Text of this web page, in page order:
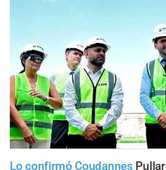
Lo confirmó Coudannes